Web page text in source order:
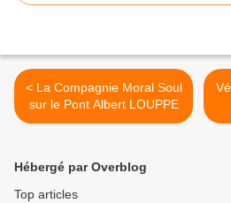
< La Compagnie Moral Soul
sur le Pont Albert LOUPPE
Hébergé par Overblog
Top articles